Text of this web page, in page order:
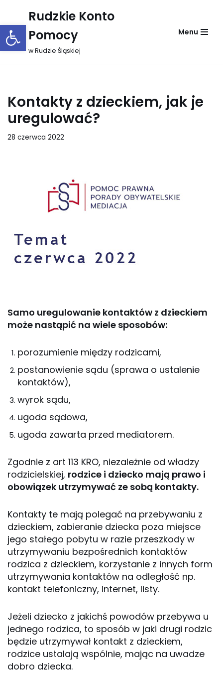
Otwórz pasek narzędzi
Przejdź
do
treści
Rudzkie Konto
Pomocy
w Rudzie Śląskiej
Menu
Kontakty z dzieckiem, jak je
uregulować?
28 czerwca 2022
Samo uregulowanie kontaktów z dzieckiem
może nastąpić na wiele sposobów:
porozumienie między rodzicami,
postanowienie sądu (sprawa o ustalenie
kontaktów),
wyrok sądu,
ugoda sądowa,
ugoda zawarta przed mediatorem.
Zgodnie z art 113 KRO, niezależnie od władzy
rodzicielskiej, rodzice i dziecko mają prawo i
obowiązek utrzymywać ze sobą kontakty.
Kontakty te mają polegać na przebywaniu z
dzieckiem, zabieranie dziecka poza miejsce
jego stałego pobytu w razie przeszkody w
utrzymywaniu bezpośrednich kontaktów
rodzica z dzieckiem, korzystanie z innych form
utrzymywania kontaktów na odległość np.
kontakt telefoniczny, internet, listy.
Jeżeli dziecko z jakichś powodów przebywa u
jednego rodzica, to sposób w jaki drugi rodzic
będzie utrzymywał kontakt z dzieckiem,
rodzice ustalają wspólnie, mając na uwadze
dobro dziecka.